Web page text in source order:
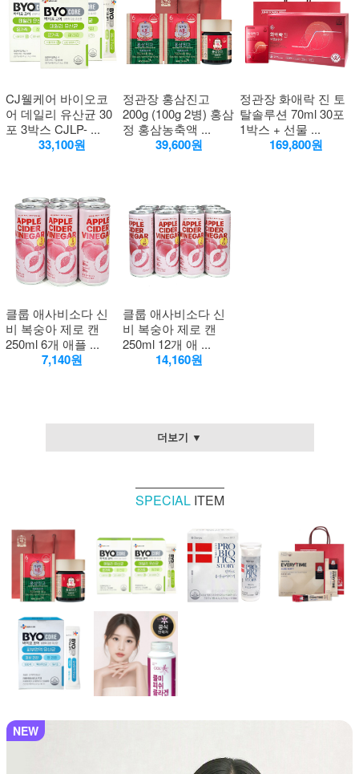
CJ웰케어 바이오코
어 데일리 유산균 30
포 3박스 CJLP- ...
33,100원
정관장 홍삼진고
200g (100g 2병) 홍삼
정 홍삼농축액 ...
39,600원
정관장 화애락 진 토
탈솔루션 70ml 30포
1박스 + 선물 ...
169,800원
클룹 애사비소다 신
비 복숭아 제로 캔
250ml 6개 애플 ...
7,140원
클룹 애사비소다 신
비 복숭아 제로 캔
250ml 12개 애 ...
14,160원
더보기 ▼
SPECIALITEM
NEW